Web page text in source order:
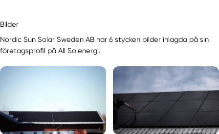
Bilder
Nordic Sun Solar Sweden AB har 6 stycken bilder inlagda på sin
företagsprofil på All Solenergi.